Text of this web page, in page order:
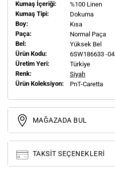
Kumaş İçeriği:
%100 Linen
Kumaş Tipi:
Dokuma
Boy:
Kısa
Paça:
Normal Paça
Bel:
Yüksek Bel
Ürün Kodu:
6SW186633 -04
Üretim Yeri:
Türkiye
Renk:
Siyah
Ürün Koleksiyon:
PnT-Caretta
MAĞAZADA BUL
TAKSIT SEÇENEKLERI